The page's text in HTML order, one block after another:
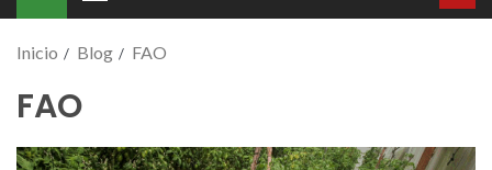
Inicio Blog FAO
FAO